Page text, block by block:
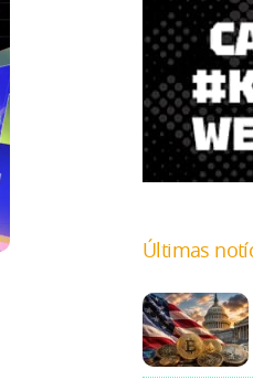
Últimas